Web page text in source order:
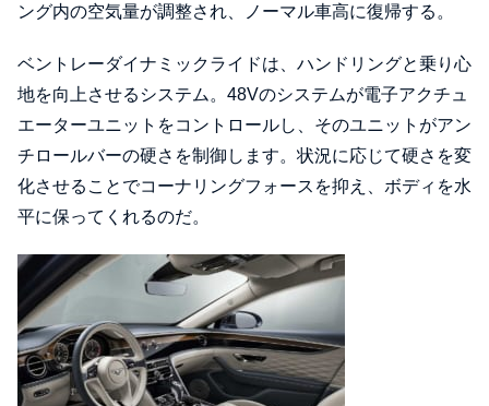
ング内の空気量が調整され、ノーマル車高に復帰する。
ベントレーダイナミックライドは、ハンドリングと乗り心
地を向上させるシステム。48Vのシステムが電子アクチュ
エーターユニットをコントロールし、そのユニットがアン
チロールバーの硬さを制御します。状況に応じて硬さを変
化させることでコーナリングフォースを抑え、ボディを水
平に保ってくれるのだ。